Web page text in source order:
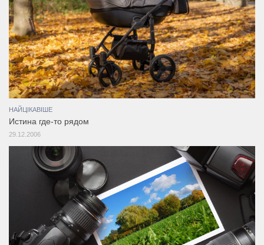
НАЙЦІКАВІШЕ
Истина где-то рядом
29.12.2006